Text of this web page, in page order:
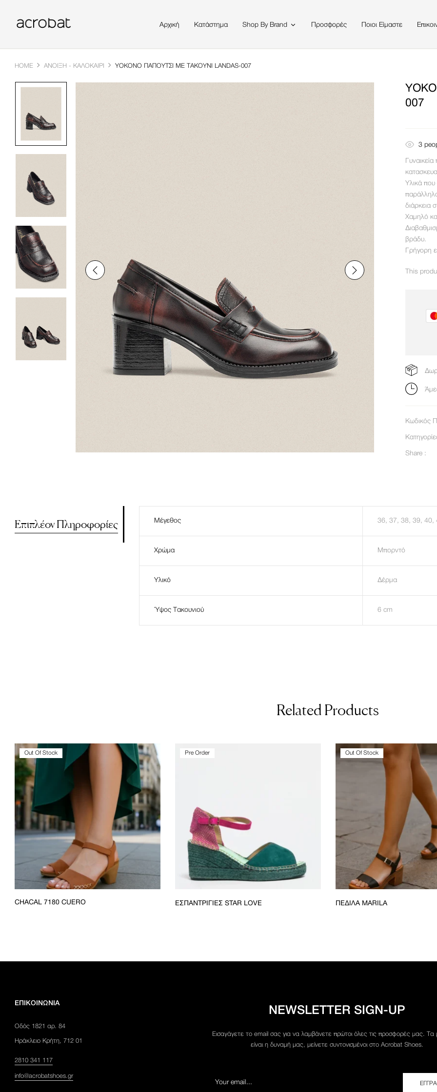
Αρχική Κατάστημα Shop By Brand Προσφορές Ποιοι Είμαστε
HOME ΆΝΟΙΞΗ - ΚΑΛΟΚΑΊΡΙ YOKONO ΠΑΠΟΎΤΣΙ ΜΕ ΤΑΚΟΎΝΙ LANDAS-007
007
3
Υλικά
διάρκεια
Χαμηλό
βράδυ.
Γρήγορη
This
Κωδικός
Share :
Επιπλέον Πληροφορίες Μέγεθος 36, 37, 38, 39, 40,
Χρώμα Μπορντό
Υλικό Δέρμα
Ύψος Τακουνιού 6 cm
Related Products
Out Of Stock
CHACAL 7180 CUERO
Pre Order
ΕΣΠΑΝΤΡΊΓΙΕΣ STAR LOVE
Out Of Stock
ΠΈΔΙΛΑ MARILA
ΕΠΙΚΟΙΝΩΝΊΑ
Οδός 1821 αρ. 84
Ηράκλειο Κρήτη, 712 01
2810 341 117
info@acrobatshoes.gr
NEWSLETTER SIGN-UP
Εισαγάγετε το email σας για να λαμβάνετε πρώτοι όλες τις προσφορές μας. Τα
είναι η δυναμή μας, μείνετε συντονισμένοι στο Acrobat Shoes.